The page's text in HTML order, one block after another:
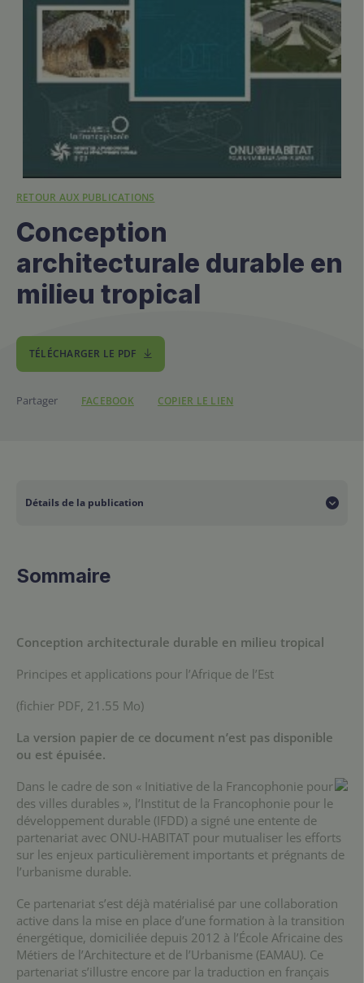
RETOUR AUX PUBLICATIONS
Conception
architecturale durable en
milieu tropical
TÉLÉCHARGER LE PDF
Partager FACEBOOK COPIER LE LIEN
Détails de la publication
Manuels de formation
Sommaire
Conception architecturale durable en milieu tropical
Principes et applications pour l’Afrique de l’Est
(fichier PDF, 21.55 Mo)
La version papier de ce document n’est pas disponible
ou est épuisée.
Dans le cadre de son « Initiative de la Francophonie pour
des villes durables », l’Institut de la Francophonie pour le
développement durable (IFDD) a signé une entente de
partenariat avec ONU-HABITAT pour mutualiser les efforts
sur les enjeux particulièrement importants et prégnants de
l’urbanisme durable.
Ce partenariat s’est déjà matérialisé par une collaboration
active dans la mise en place d’une formation à la transition
énergétique, domiciliée depuis 2012 à l’École Africaine des
Métiers de l’Architecture et de l’Urbanisme (EAMAU). Ce
partenariat s’illustre encore par la traduction en français